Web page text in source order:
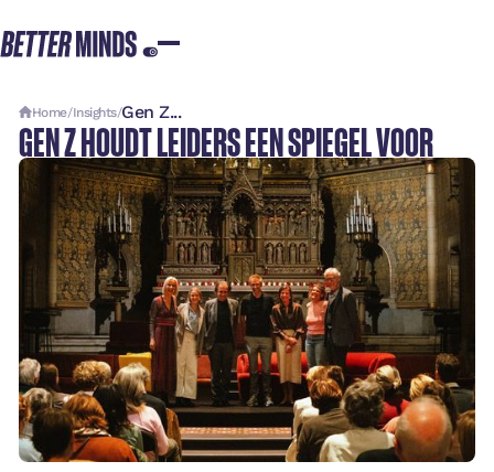
Home/Insights/Gen Z...
GEN Z HOUDT LEIDERS EEN SPIEGEL VOOR